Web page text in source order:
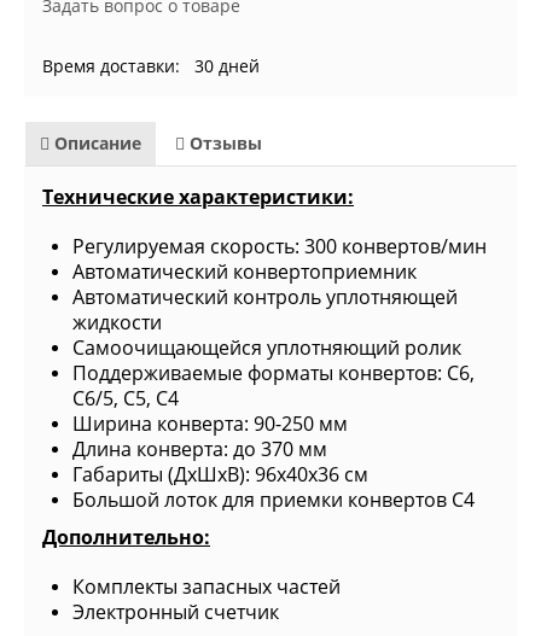
Задать вопрос о товаре
Время доставки: 30 дней
Описание Отзывы
Технические характеристики:
Регулируемая скорость: 300 конвертов/мин
Автоматический конвертоприемник
Автоматический контроль уплотняющей
жидкости
Самоочищающейся уплотняющий ролик
Поддерживаемые форматы конвертов: С6,
C6/5, C5, С4
Ширина конверта: 90-250 мм
Длина конверта: до 370 мм
Габариты (ДхШхВ): 96x40x36 см
Большой лоток для приемки конвертов С4
Дополнительно:
Комплекты запасных частей
Электронный счетчик